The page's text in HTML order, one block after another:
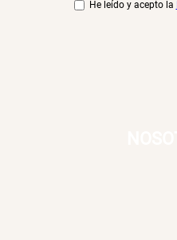
He leído y acepto la